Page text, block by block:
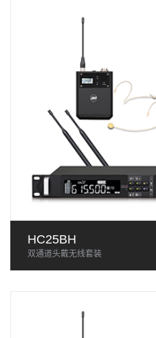
HC25BH
双通道头戴无线套装